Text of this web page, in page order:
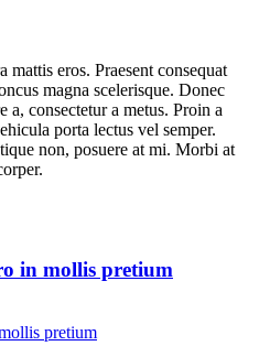
eros. Praesent consequat
magna scelerisque. Donec
a, consectetur a metus. Proin a
porta lectus vel semper.
non, posuere at mi. Morbi at
in mollis pretium